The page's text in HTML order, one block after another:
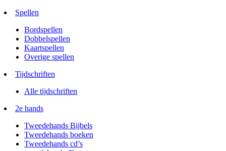
Spellen
Bordspellen
Dobbelspellen
Kaartspellen
Overige spellen
Tijdschriften
Alle tijdschriften
2e hands
Tweedehands Bijbels
Tweedehands boeken
Tweedehands cd’s